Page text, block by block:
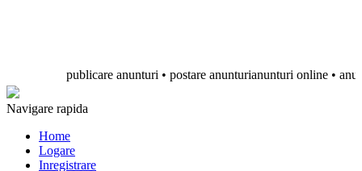
publicare anunturi • postare anunturianunturi online •
Navigare rapida
Home
Logare
Inregistrare